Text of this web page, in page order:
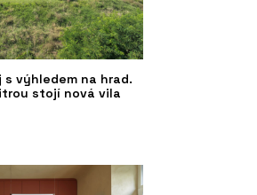
s výhledem na hrad.
stojí nová vila